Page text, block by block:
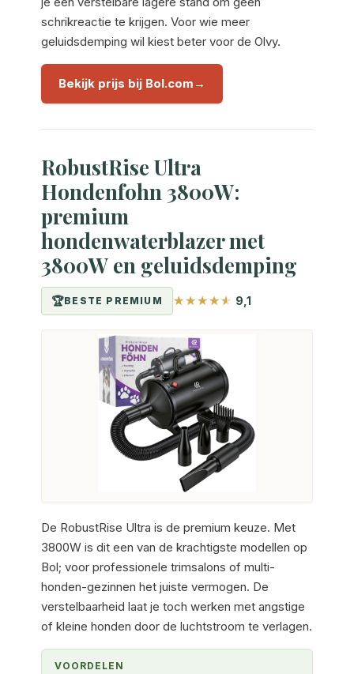
schrikreactie te krijgen. Voor wie meer
geluidsdemping wil kiest beter voor de Olvy.
Bekijk prijs bij Bol.com
RobustRise Ultra
Hondenfohn 3800W:
premium
hondenwaterblazer met
3800W en geluidsdemping
BESTE PREMIUM 9,1
De RobustRise Ultra is de premium keuze. Met
3800W is dit een van de krachtigste modellen op
Bol; voor professionele trimsalons of multi-
honden-gezinnen het juiste vermogen. De
verstelbaarheid laat je toch werken met angstige
of kleine honden door de luchtstroom te verlagen.
VOORDELEN